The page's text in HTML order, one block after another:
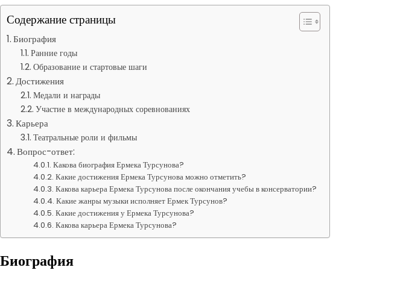
Содержание страницы
Биография
Ранние годы
Образование и стартовые шаги
Достижения
Медали и награды
Участие в международных соревнованиях
Карьера
Театральные роли и фильмы
Вопрос-ответ:
Какова биография Ермека Турсунова?
Какие достижения Ермека Турсунова можно отметить?
Какова карьера Ермека Турсунова после окончания учебы в консерватории?
Какие жанры музыки исполняет Ермек Турсунов?
Какие достижения у Ермека Турсунова?
Какова карьера Ермека Турсунова?
Биография